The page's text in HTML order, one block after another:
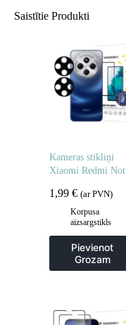
Saistītie Produkti
Kameras stikliņi
Xiaomi Redmi Note
stikli 2 gab.
1,99 € (ar PVN)
Korpusa
aizsargstikls
Pievienot
Grozam